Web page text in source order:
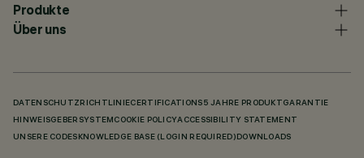
Produkte
Über uns
DATENSCHUTZRICHTLINIECERTIFICATIONS 5 JAHRE PRODUKTGARANTIE
HINWEISGEBERSYSTEM COOKIE POLICYACCESSIBILITY STATEMENT
UNSERE CODES KNOWLEDGE BASE (LOGIN REQUIRED) DOWNLOADS